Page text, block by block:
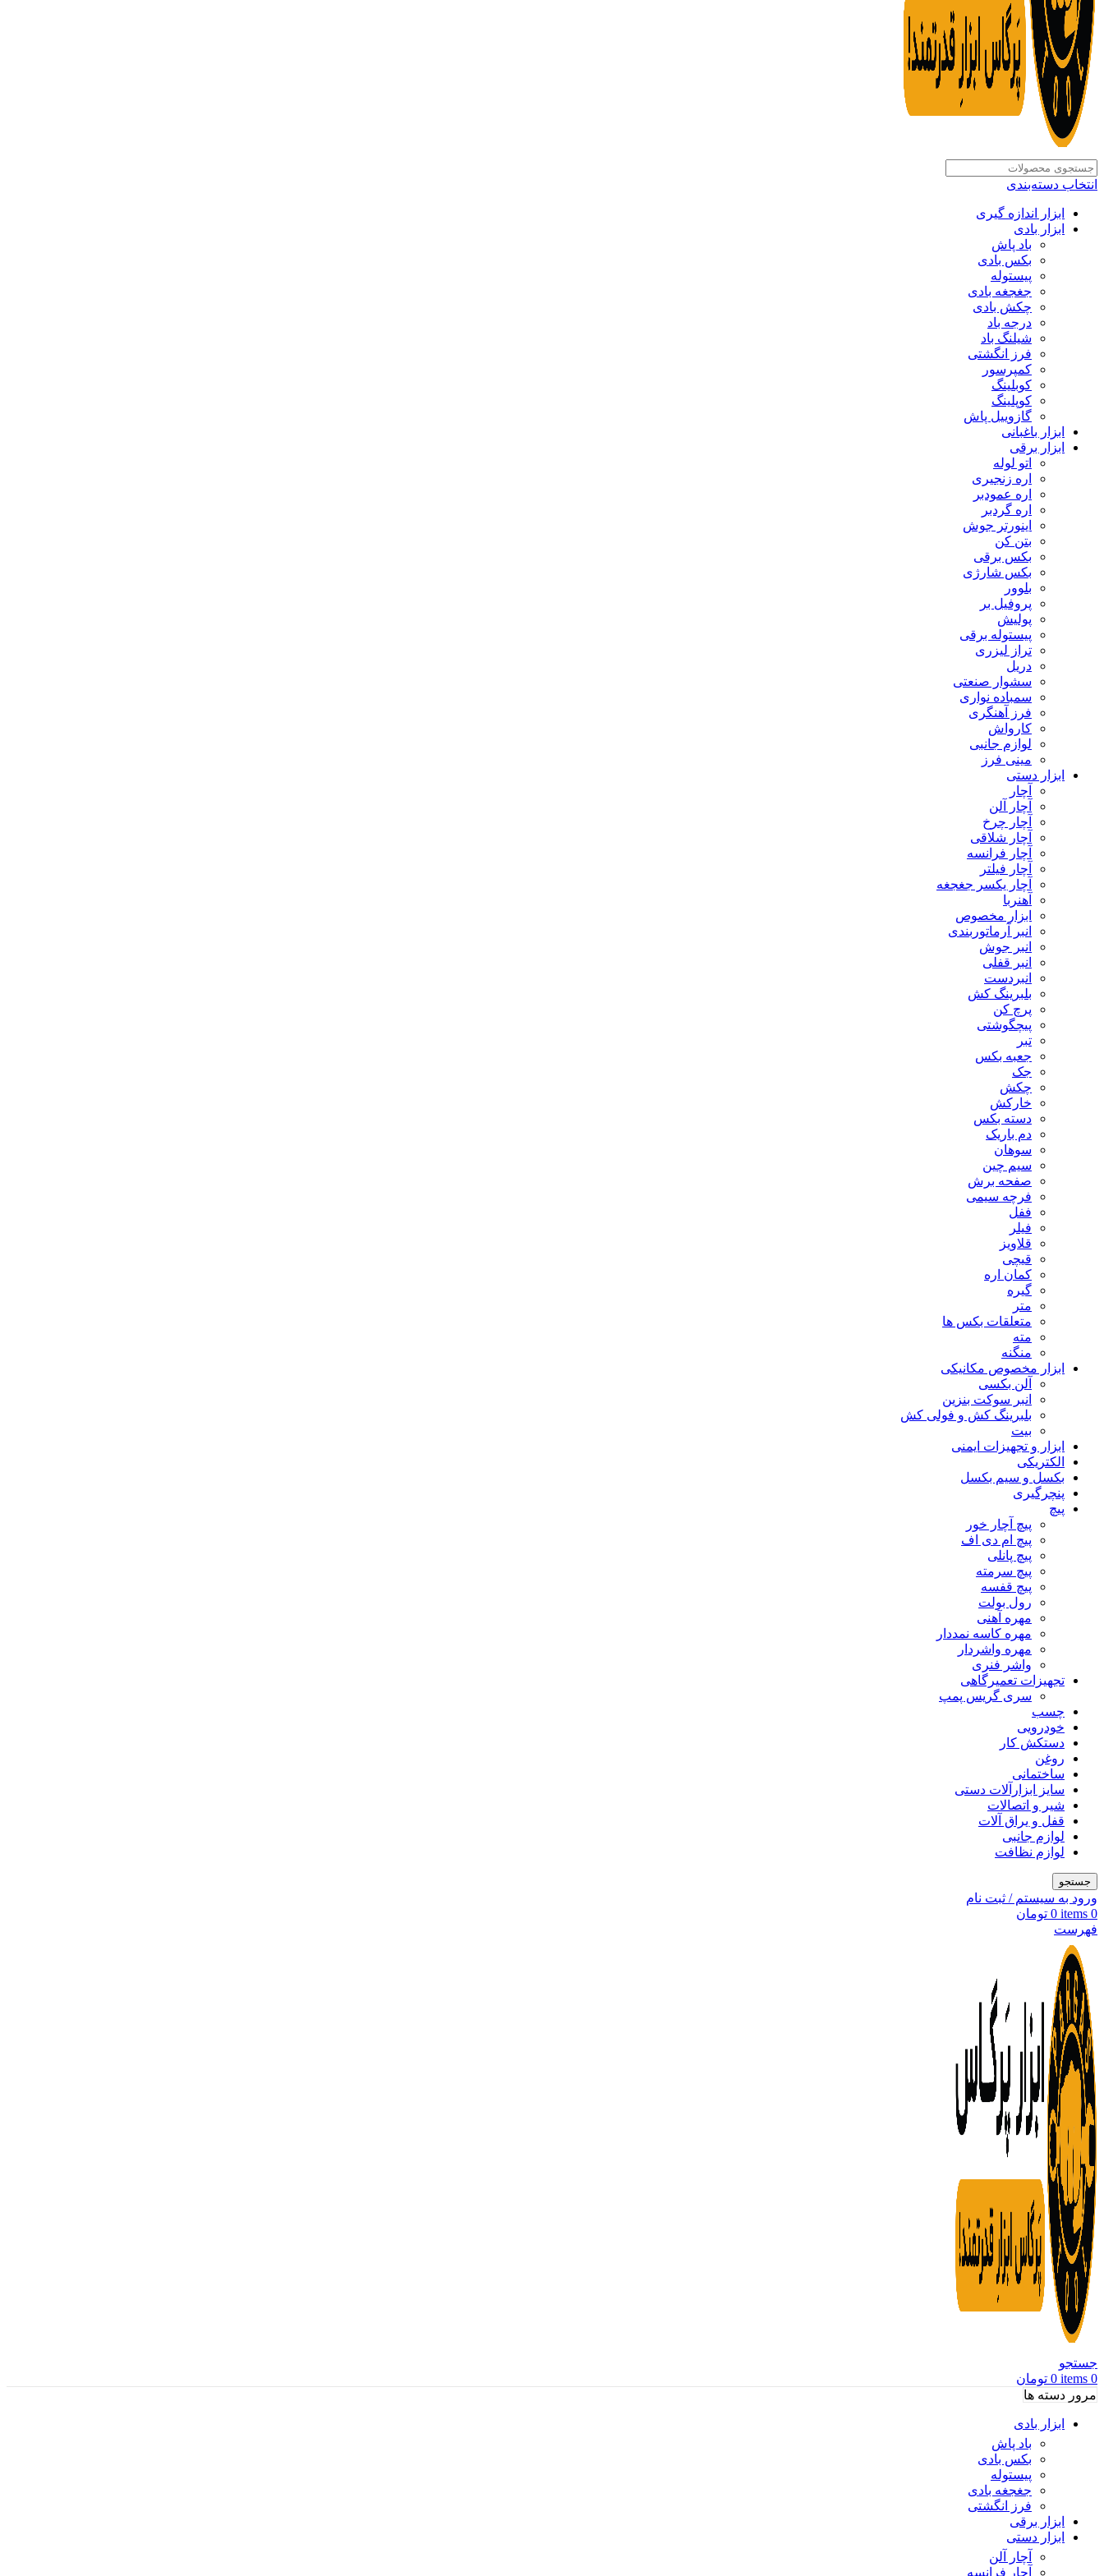
انتخاب دسته‌بندی
ابزار اندازه گیری
ابزار بادی
باد پاش
بکس بادی
پیستوله
جغجغه بادی
چکش بادی
درجه باد
شیلنگ باد
فرز انگشتی
کمپرسور
کوبلینگ
کوپلینگ
گازوییل پاش
ابزار باغبانی
ابزار برقی
اتو لوله
اره زنجیری
اره عمودبر
اره گردبر
اینورتر جوش
بتن کن
بکس برقی
بکس شارژی
بلوور
پروفیل بر
پولیش
پیستوله برقی
تراز لیزری
دریل
سشوار صنعتی
سمباده نواری
فرز آهنگری
کارواش
لوازم جانبی
مینی فرز
ابزار دستی
آچار
آچار آلن
آچار چرخ
آچار شلاقی
آچار فرانسه
آچار فیلتر
آچار یکسر جغجغه
آهنربا
ابزار مخصوص
انبر آرماتوربندی
انبر جوش
انبر قفلی
انبردست
بلبرینگ کش
پرچ کن
پیچگوشتی
تبر
جعبه بکس
جک
چکش
خارکش
دسته بکس
دم باریک
سوهان
سیم چین
صفحه برش
فرچه سیمی
ففل
فیلر
قلاویز
قیچی
کمان اره
گیره
متر
متعلقات بکس ها
مته
منگنه
ابزار مخصوص مکانیکی
آلن بکسی
انبر سوکت بنزین
بلبرینگ کش و فولی کش
بیت
ابزار و تجهیزات ایمنی
الکتریکی
بکسل و سیم بکسل
پنچرگیری
پیچ
پیچ آچار خور
پیچ ام دی اف
پیچ پانلی
پیچ سرمته
پیچ قفسه
رول بولت
مهره آهنی
مهره کاسه نمددار
مهره واشردار
واشر فنری
تجهیزات تعمیرگاهی
سری گریس پمپ
چسب
خودرویی
دستکش کار
روغن
ساختمانی
سایز ابزارآلات دستی
شیر و اتصالات
قفل و یراق آلات
لوازم جانبی
لوازم نظافت
جستجو
ورود به سیستم / ثبت نام
0
items
0 تومان
فهرست
جستجو
0
items
0 تومان
مرور دسته ها
ابزار بادی
باد پاش
بکس بادی
پیستوله
جغجغه بادی
فرز انگشتی
ابزار برقی
ابزار دستی
آچار آلن
آچار فرانسه